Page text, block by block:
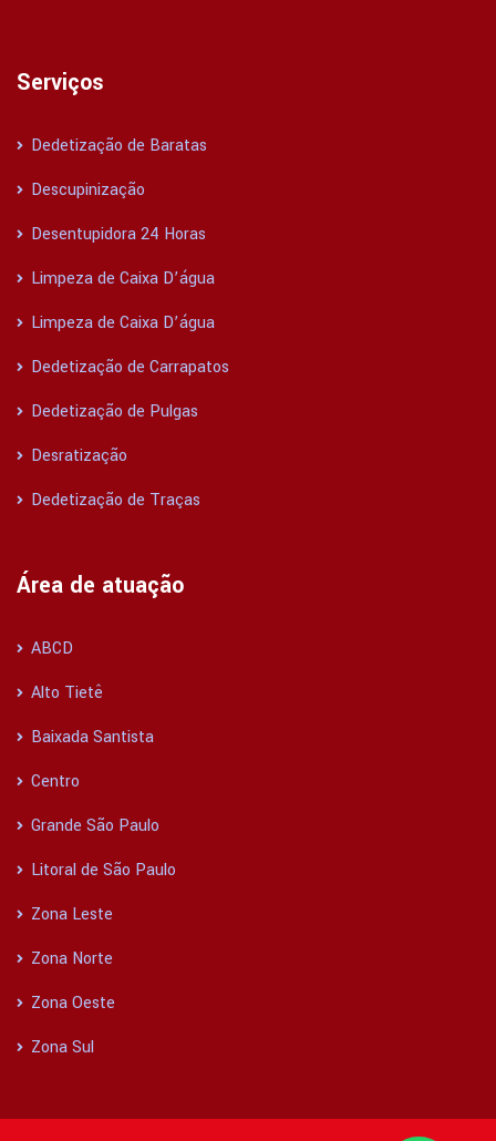
Serviços
Dedetização de Baratas
Descupinização
Desentupidora 24 Horas
Limpeza de Caixa D’água
Limpeza de Caixa D’água
Dedetização de Carrapatos
Dedetização de Pulgas
Desratização
Dedetização de Traças
Área de atuação
ABCD
Alto Tietê
Baixada Santista
Centro
Grande São Paulo
Litoral de São Paulo
Zona Leste
Zona Norte
Zona Oeste
Zona Sul